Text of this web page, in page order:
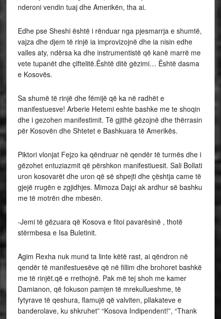
nderoni vendin tuaj dhe Amerikën, tha ai.
Edhe pse Sheshi është i rënduar nga pjesmarrja e shumtë,
vajza dhe djem të rinjë ia improvizojnë dhe ia nisin edhe
valles aty, ndërsa ka dhe instrumentistë që kanë marrë me
vete tupanët dhe çiftelitë.Është ditë gëzimi… Është dasma
e Kosovës.
Sa shumë të rinjë dhe fëmijë që ka në radhët e
manifestuesve! Arberie Hetemi eshte bashke me te shoqin
dhe i gezohen manifestimit. Të gjithë gëzojnë dhe thërrasin
për Kosovën dhe Shtetet e Bashkuara të Amerikës.
Piktori vlonjat Fejzo ka qëndruar në qendër të turmës dhe i
gëzohet entuziazmit që përshkon manifestiuesit. Sali Bollati
uron kosovarët dhe uron që së shpejti dhe çështja came të
gjejë rrugën e zgjidhjes. Mimoza Dajçi ak ardhur së bashku
me të motrën dhe mbesën.
-Jemi të gëzuara që Kosova e fitoi pavarësinë , thotë
stërmbesa e Isa Buletinit.
Agim Rexha nuk mund ta linte këtë rast, ai qëndron në
qendër të manifestuesëve që në fillim dhe brohoret bashkë
me të rinjët.që e rrethojnë. Pak më tej shoh me kamer
Damianon, që fokuson pamjen të mrekullueshme, të
fytyrave të qeshura, flamujë që valviten, pllakateve e
banderolave, ku shkruhet” “Kosova Indipendent!”, “Thank